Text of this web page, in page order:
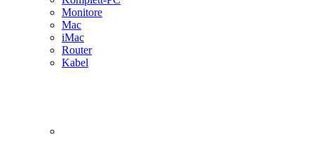
Monitore
Mac
iMac
Router
Kabel